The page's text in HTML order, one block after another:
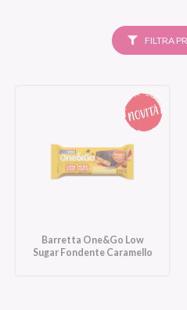
FILTRA
Barretta One&Go Low
Sugar Fondente Caramello